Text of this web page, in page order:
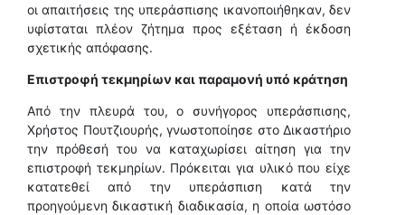
οι απαιτήσεις της υπεράσπισης ικανοποιήθηκαν, δεν
υφίσταται πλέον ζήτημα προς εξέταση ή έκδοση
σχετικής απόφασης.
Επιστροφή τεκμηρίων και παραμονή υπό κράτηση
Από την πλευρά του, ο συνήγορος υπεράσπισης,
Χρήστος Πουτζιουρής, γνωστοποίησε στο Δικαστήριο
την πρόθεσή του να καταχωρίσει αίτηση για την
επιστροφή τεκμηρίων. Πρόκειται για υλικό που είχε
κατατεθεί από την υπεράσπιση κατά την
προηγούμενη δικαστική διαδικασία, η οποία ωστόσο